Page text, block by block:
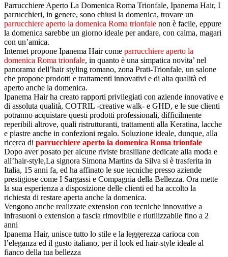
Parrucchiere Aperto La Domenica Roma Trionfale, Ipanema Hair, I
parrucchieri, in genere, sono chiusi la domenica, trovare un
parrucchiere aperto la domenica Roma trionfale non è facile, eppure
la domenica sarebbe un giorno ideale per andare, con calma, magari
con un’amica.
Internet propone Ipanema Hair come parrucchiere aperto la
domenica Roma trionfale, in quanto è una simpatica novita’ nel
panorama dell’hair styling romano, zona Prati-Trionfale, un salone
che propone prodotti e trattamenti innovativi e di alta qualità ed
aperto anche la domenica.
Ipanema Hair ha creato rapporti privilegiati con aziende innovative e
di assoluta qualità, COTRIL -creative walk- e GHD, e le sue clienti
potranno acquistare questi prodotti professionali, difficilmente
reperibili altrove, quali ristrutturanti, trattamenti alla Keratina, lacche
e piastre anche in confezioni regalo. Soluzione ideale, dunque, alla
ricerca di parrucchiere aperto la domenica Roma trionfale
Dopo aver posato per alcune riviste brasiliane dedicate alla moda e
all’hair-style,La signora Simona Martins da Silva si è trasferita in
Italia, 15 anni fa, ed ha affinato le sue tecniche presso aziende
prestigiose come I Sargassi e Compagnia della Bellezza. Ora mette
la sua esperienza a disposizione delle clienti ed ha accolto la
richiesta di restare aperta anche la domenica.
Vengono anche realizzate extension con tecniche innovative a
infrasuoni o extension a fascia rimovibile e riutilizzabile fino a 2
anni
Ipanema Hair, unisce tutto lo stile e la leggerezza carioca con
l’eleganza ed il gusto italiano, per il look ed hair-style ideale al
fianco della tua bellezza